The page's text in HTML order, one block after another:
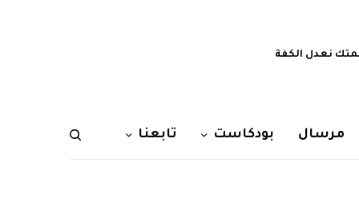
نعدل الكفة
مرسال بودكاست تابعنا